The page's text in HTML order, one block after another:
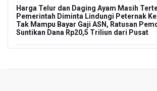
Harga Telur dan Daging Ayam Masih
Pemerintah Diminta Lindungi Peternak
Tak Mampu Bayar Gaji ASN, Ratusan
Suntikan Dana Rp20,5 Triliun dari Pusat